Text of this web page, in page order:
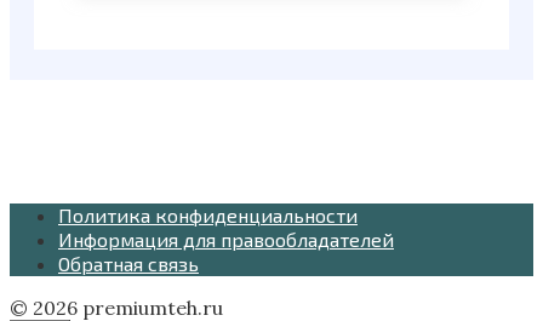
Политика конфиденциальности
Информация для правообладателей
Обратная связь
© 2026 premiumteh.ru